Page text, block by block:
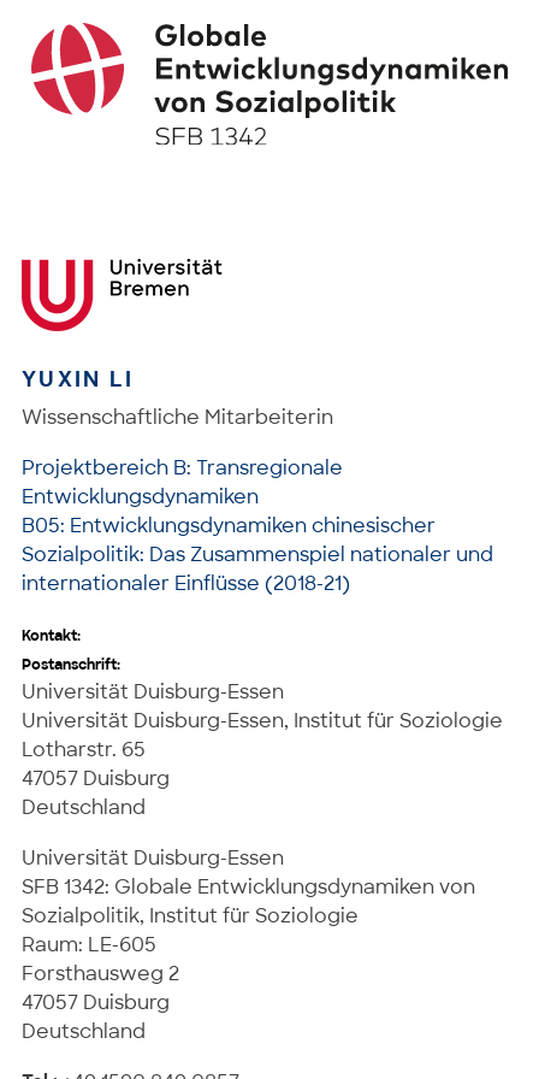
YUXIN LI
Wissenschaftliche Mitarbeiterin
Projektbereich B: Transregionale
Entwicklungsdynamiken
B05: Entwicklungsdynamiken chinesischer
Sozialpolitik: Das Zusammenspiel nationaler und
internationaler Einflüsse (2018-21)
Kontakt:
Postanschrift:
Universität Duisburg-Essen
Universität Duisburg-Essen, Institut für Soziologie
Lotharstr. 65
47057 Duisburg
Deutschland
Universität Duisburg-Essen
SFB 1342: Globale Entwicklungsdynamiken von
Sozialpolitik, Institut für Soziologie
Raum: LE-605
Forsthausweg 2
47057 Duisburg
Deutschland